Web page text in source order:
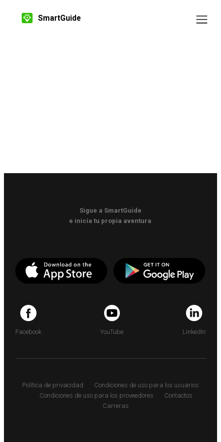
SmartGuide
Sigue a SmartGuide
e inicia tu propia aventura
Facebook YouTube LinkedIn
Política de privacidad
Condiciones de uso para los usuarios
Condiciones de uso para los proveedores
Contactos
Carreras